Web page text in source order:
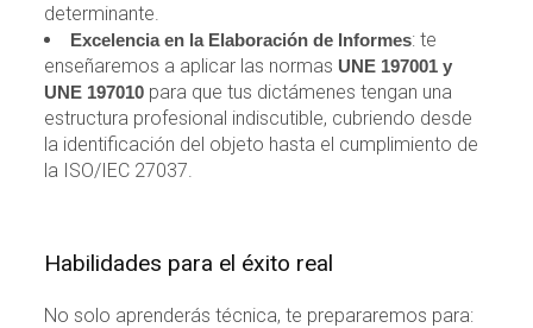
determinante.
Excelencia en la Elaboración de Informes: te
enseñaremos a aplicar las normas UNE 197001 y
UNE 197010 para que tus dictámenes tengan una
estructura profesional indiscutible, cubriendo desde
la identificación del objeto hasta el cumplimiento de
la ISO/IEC 27037.
Habilidades para el éxito real
No solo aprenderás técnica, te prepararemos para: